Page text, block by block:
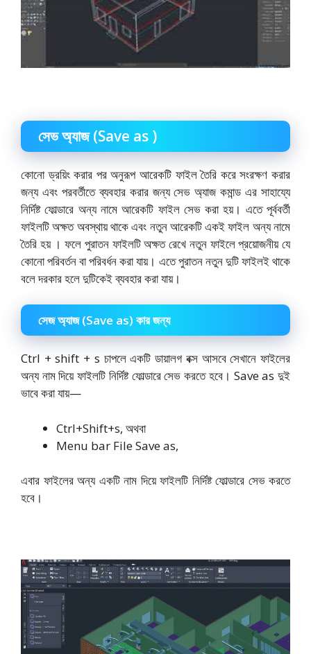
সেভ অ্যাজ (Save as )
কোনো ড্রয়িং করার পর অনুরূপ আরেকটি ফাইল তৈরি করে সংরক্ষণ করার
জন্য এবং পরবর্তীতে ব্যবহার করার জন্য সেভ অ্যাজ কমান্ড এর সাহায্যে
নির্দিষ্ট ফোল্ডারে অন্য নামে আরেকটি ফাইল সেভ করা হয়। এতে পূর্ববর্তী
ফাইলটি অক্ষত অবস্থায় থাকে এবং নতুন আরেকটি একই ফাইল অন্য নামে
তৈরি হয় । ফলে পুরাতন ফাইলটি অক্ষত রেখে নতুন ফাইলে প্রয়োজনীয় যে
কোনো পরিবর্তন বা পরিবর্ধন করা যায়। এতে পুরাতন নতুন দুটি ফাইলই থাকে
বলে দরকার হলে দুটিকেই ব্যবহার করা যায়।
সেজ অ্যাজ (Save as) কার জন্য
Ctrl + shift + s চাপলে একটি ডায়ালগ বক্স আসবে সেখানে ফাইলের
অন্য নাম দিয়ে ফাইলটি নির্দিষ্ট ফোল্ডারে সেভ করতে হবে। Save as দুই
ভাবে করা যায়—
Ctrl+Shift+s, অথবা
Menu bar File Save as,
এবার ফাইলের অন্য একটি নাম দিয়ে ফাইলটি নির্দিষ্ট ফোল্ডারে সেভ করতে
হবে।